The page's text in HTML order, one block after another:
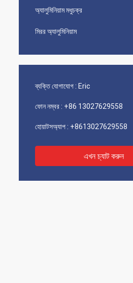
অ্যালুমিনিয়াম মধুচক্র
মিরর অ্যালুমিনিয়াম
ব্যক্তি যোগাযোগ : Eric
ফোন নম্বর : +86 13027629558
হোয়াটসঅ্যাপ : +8613027629558
এখন চ্যাট করুন